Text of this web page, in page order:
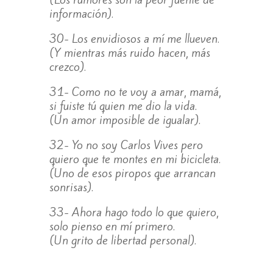
información).
30- Los envidiosos a mí me llueven.
(Y mientras más ruido hacen, más
crezco).
31- Como no te voy a amar, mamá,
si fuiste tú quien me dio la vida.
(Un amor imposible de igualar).
32- Yo no soy Carlos Vives pero
quiero que te montes en mi bicicleta.
(Uno de esos piropos que arrancan
sonrisas).
33- Ahora hago todo lo que quiero,
solo pienso en mí primero.
(Un grito de libertad personal).